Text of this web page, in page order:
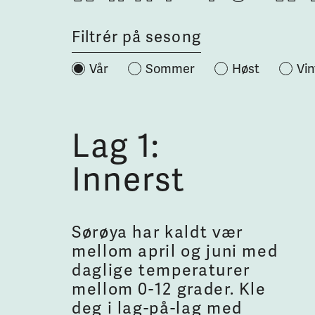
Filtrér på sesong
Vår Sommer Høst
Lag 1:
Innerst
Sørøya har kaldt vær
mellom april og juni med
daglige temperaturer
mellom 0-12 grader. Kle
deg i lag-på-lag med